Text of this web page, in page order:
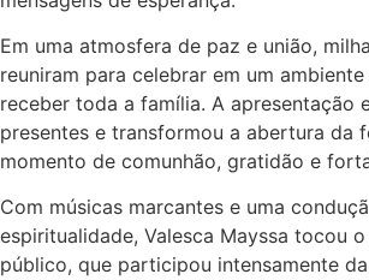
Em uma atmosfera de paz e união,
reuniram para celebrar em um
receber toda a família. A apresentação
presentes e transformou a abertura da
momento de comunhão, gratidão e
Com músicas marcantes e uma
espiritualidade, Valesca Mayssa tocou
público, que participou intensamente